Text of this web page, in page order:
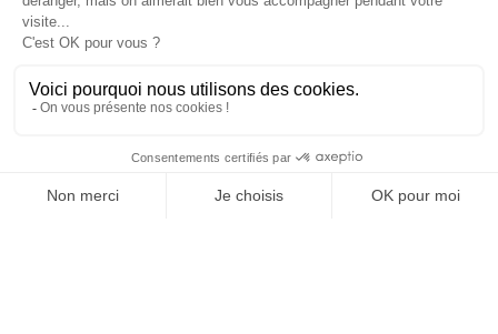
Rechercher
Rejoignez-
nous
Nous contacter
Rejoindre nos équipes